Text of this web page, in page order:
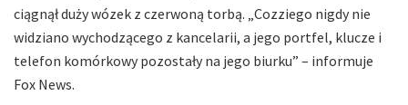
ciągnął duży wózek z czerwoną torbą. „Cozziego nigdy nie
widziano wychodzącego z kancelarii, a jego portfel, klucze i
telefon komórkowy pozostały na jego biurku” – informuje
Fox News.